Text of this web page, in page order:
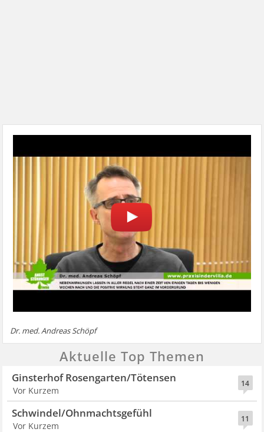
Dr. med. Andreas Schöpf
Aktuelle Top Themen
14
Ginsterhof Rosengarten/Tötensen
Vor Kurzem
11
Schwindel/Ohnmachtsgefühl
Vor Kurzem